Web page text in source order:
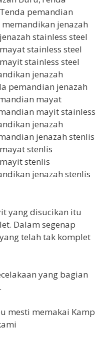
yang disucikan itu
Dalam segenap
telah tak komplet
yang bagian
mesti memakai Kamp